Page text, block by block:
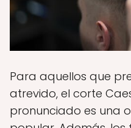
Para aquellos que
atrevido, el corte
pronunciado es una